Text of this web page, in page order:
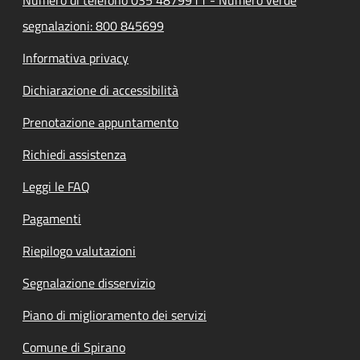
segnalazioni: 800 845699
Informativa privacy
Dichiarazione di accessibilità
Prenotazione appuntamento
Richiedi assistenza
Leggi le FAQ
Pagamenti
Riepilogo valutazioni
Segnalazione disservizio
Piano di miglioramento dei servizi
Comune di Spirano